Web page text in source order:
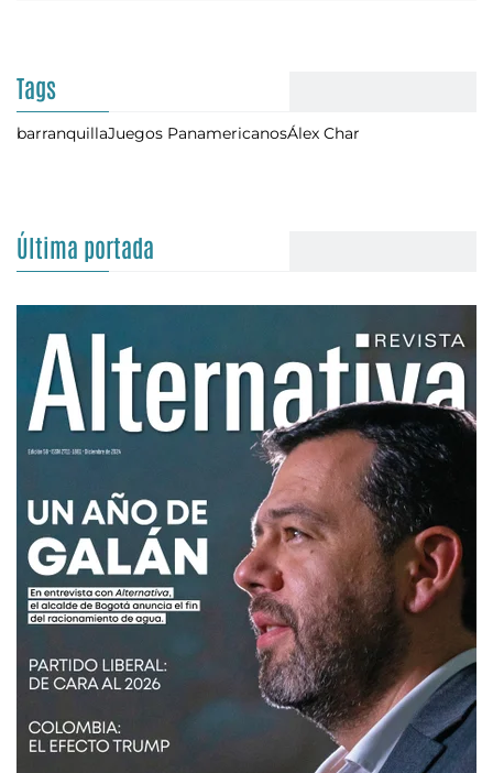
Tags
barranquillaJuegos PanamericanosÁlex Char
Última portada